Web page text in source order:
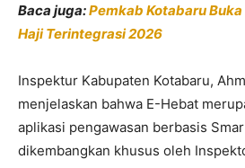
Baca juga:Pemkab Kotabaru
Haji Terintegrasi 2026
Inspektur Kabupaten Kotabaru,
menjelaskan bahwa E-Hebat
aplikasi pengawasan berbasis
dikembangkan khusus oleh